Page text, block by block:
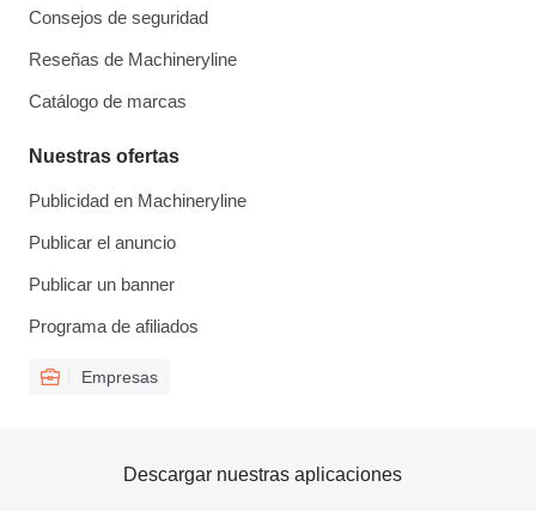
Consejos de seguridad
Reseñas de Machineryline
Catálogo de marcas
Nuestras ofertas
Publicidad en Machineryline
Publicar el anuncio
Publicar un banner
Programa de afiliados
Empresas
Descargar nuestras aplicaciones